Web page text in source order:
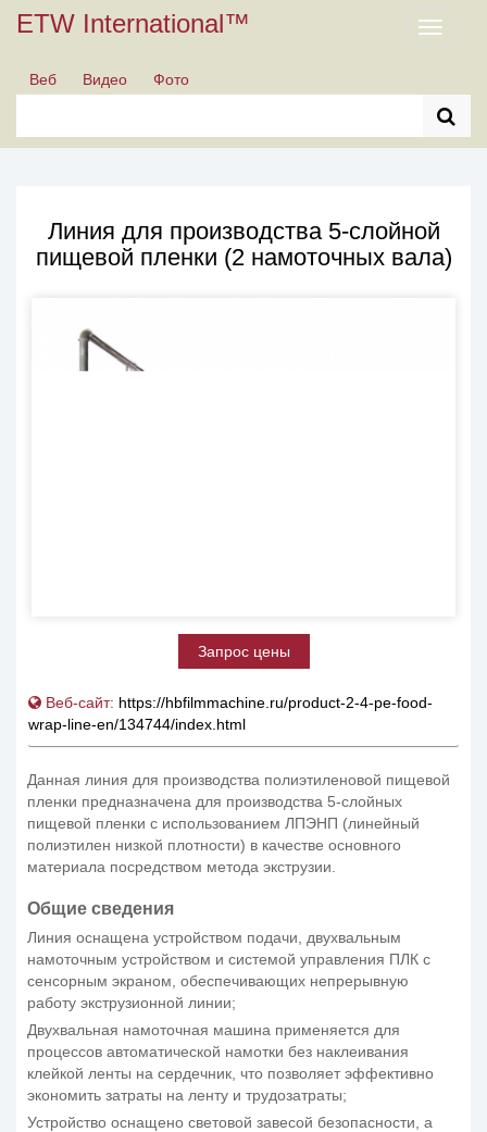
ETW International™
Toggle
Веб
Видео Фото
Линия для производства 5-слойной
пищевой пленки (2 намоточных вала)
Запрос цены
Веб-сайт: https://hbfilmmachine.ru/product-2-4-pe-food-
wrap-line-en/134744/index.html
Данная линия для производства полиэтиленовой пищевой
пленки предназначена для производства 5-слойных
пищевой пленки с использованием ЛПЭНП (линейный
полиэтилен низкой плотности) в качестве основного
материала посредством метода экструзии.
Общие сведения
Линия оснащена устройством подачи, двухвальным
намоточным устройством и системой управления ПЛК с
сенсорным экраном, обеспечивающих непрерывную
работу экструзионной линии;
Двухвальная намоточная машина применяется для
процессов автоматической намотки без наклеивания
клейкой ленты на сердечник, что позволяет эффективно
экономить затраты на ленту и трудозатраты;
Устройство оснащено световой завесой безопасности, а